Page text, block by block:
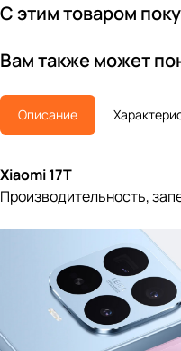
С этим товаром
Вам также может
Описание
Xiaomi 17T
Производительность,